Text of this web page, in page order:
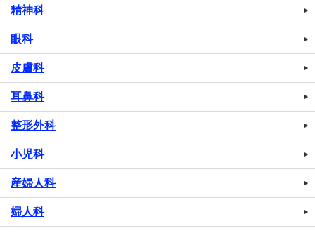
精神科
眼科
皮膚科
耳鼻科
整形外科
小児科
産婦人科
婦人科